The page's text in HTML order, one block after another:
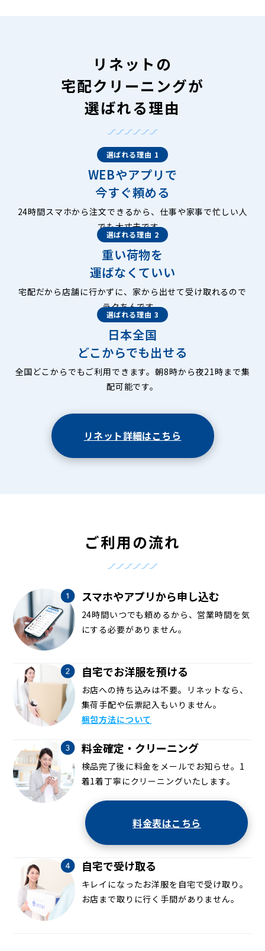
リネットの
宅配クリーニングが
選ばれる理由
選ばれる理由 1
WEBやアプリで
今すぐ頼める
24時間スマホから注文できるから、仕事や家事で忙しい人
でも大丈夫です。
選ばれる理由 2
重い荷物を
運ばなくていい
宅配だから店舗に行かずに、家から出せて受け取れるので
ラクちんです。
選ばれる理由 3
日本全国
どこからでも出せる
全国どこからでもご利用できます。朝8時から夜21時まで集
配可能です。
リネット詳細はこちら
ご利用の流れ
スマホやアプリから申し込む
24時間いつでも頼めるから、営業時間を気
にする必要がありません。
自宅でお洋服を預ける
お店への持ち込みは不要。リネットなら、
集荷手配や伝票記入もいりません。
梱包方法について
料金確定・クリーニング
検品完了後に料金をメールでお知らせ。1
着1着丁寧にクリーニングいたします。
料金表はこちら
自宅で受け取る
キレイになったお洋服を自宅で受け取り。
お店まで取りに行く手間がありません。